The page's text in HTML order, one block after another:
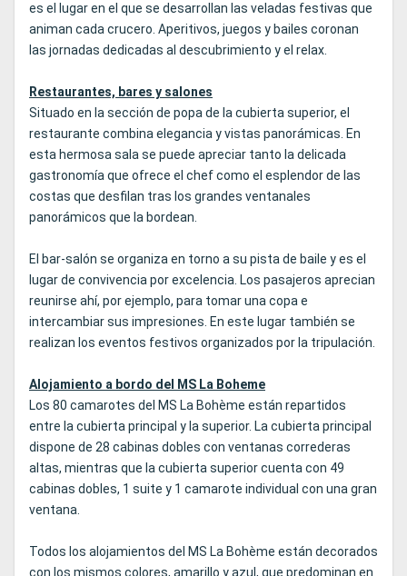
es el lugar en el que se desarrollan las veladas festivas que
animan cada crucero. Aperitivos, juegos y bailes coronan
las jornadas dedicadas al descubrimiento y el relax.
Restaurantes, bares y salones
Situado en la sección de popa de la cubierta superior, el
restaurante combina elegancia y vistas panorámicas. En
esta hermosa sala se puede apreciar tanto la delicada
gastronomía que ofrece el chef como el esplendor de las
costas que desfilan tras los grandes ventanales
panorámicos que la bordean.
El bar-salón se organiza en torno a su pista de baile y es el
lugar de convivencia por excelencia. Los pasajeros aprecian
reunirse ahí, por ejemplo, para tomar una copa e
intercambiar sus impresiones. En este lugar también se
realizan los eventos festivos organizados por la tripulación.
Alojamiento a bordo del MS La Boheme
Los 80 camarotes del MS La Bohème están repartidos
entre la cubierta principal y la superior. La cubierta principal
dispone de 28 cabinas dobles con ventanas correderas
altas, mientras que la cubierta superior cuenta con 49
cabinas dobles, 1 suite y 1 camarote individual con una gran
ventana.
Todos los alojamientos del MS La Bohème están decorados
con los mismos colores, amarillo y azul, que predominan en